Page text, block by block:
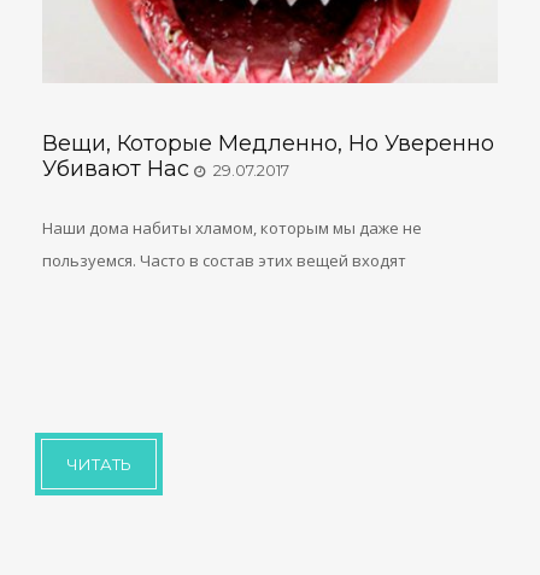
Вещи, Которые Медленно, Но Уверенно
Убивают Нас
29.07.2017
Наши дома набиты хламом, которым мы даже не
пользуемся. Часто в состав этих вещей входят
ЧИТАТЬ